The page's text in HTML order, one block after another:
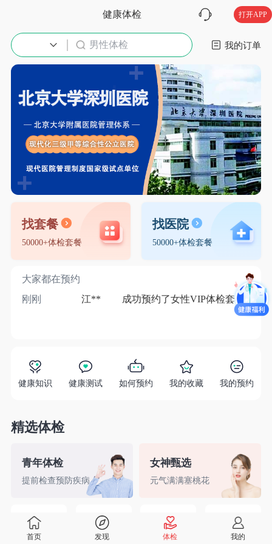
健康体检 打开APP
男性体检 入职体检 我的订单
找套餐
50000+体检套餐
找医院
50000+体检套餐
大家都在预约
刚刚
江** 成功预约了女性VIP体检套餐 1分
健康知识 健康测试 如何预约 我的收藏 我的预约
精选体检
青年体检
提前检查预防疾病
女神甄选
元气满满塞桃花
精英白领 备孕检查 入职体检 婚前检查
首页 发现 体检 我的